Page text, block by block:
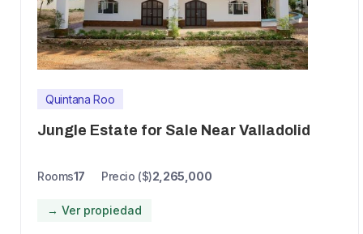
Quintana Roo
Jungle Estate for Sale Near Valladolid
Rooms17 Precio ($)2,265,000
→ Ver propiedad